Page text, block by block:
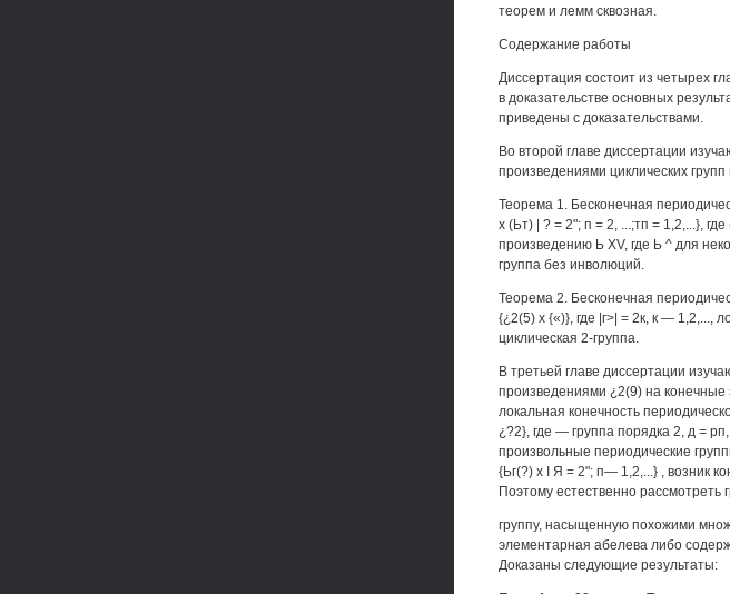
теорем и лемм сквозная.
Содержание работы
Диссертация состоит из четырех
в доказательстве основных
приведены с доказательствами.
Во второй главе диссертации
произведениями циклических
Теорема 1. Бесконечная
х (Ьт) | ? = 2"; п = 2, ...;тп = 1,2,...},
произведению Ь XV, где Ь ^ для
группа без инволюций.
Теорема 2. Бесконечная
{¿2(5) х {«)}, где |г>| = 2к, к — 1,2,...,
циклическая 2-группа.
В третьей главе диссертации
произведениями ¿2(9) на
локальная конечность
¿?2}, где — группа порядка 2, д =
произвольные периодические
{Ьг(?) х I Я = 2"; п— 1,2,...} , возник
Поэтому естественно рассмотреть
группу, насыщенную похожими
элементарная абелева либо
Доказаны следующие результаты: